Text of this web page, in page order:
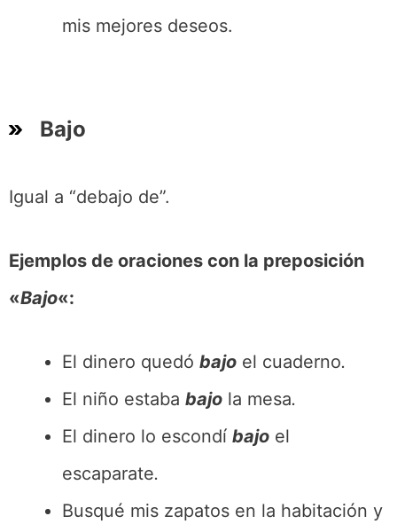
mis mejores deseos.
Bajo
Igual a “debajo de”.
Ejemplos de oraciones con la preposición
«Bajo«:
El dinero quedó bajo el cuaderno.
El niño estaba bajo la mesa.
El dinero lo escondí bajo el
escaparate.
Busqué mis zapatos en la habitación y